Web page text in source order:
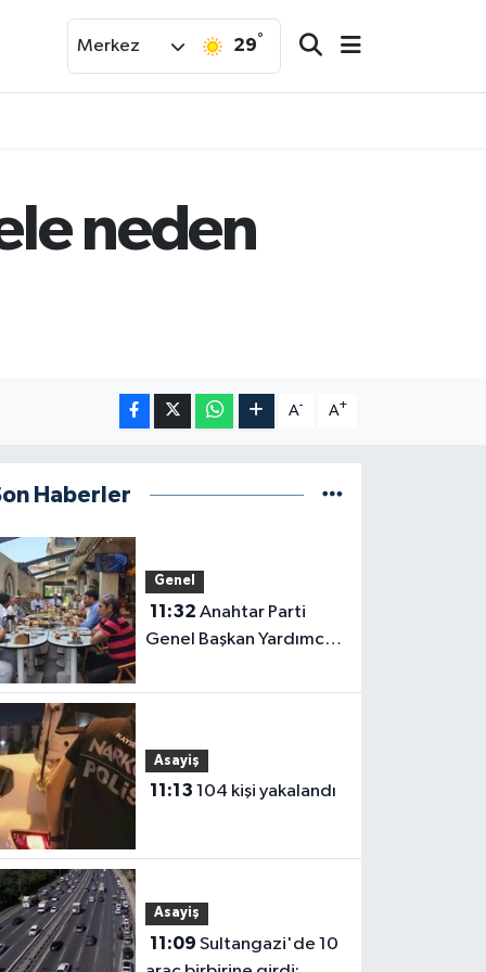
Merkez 29°
neden
A- A+
Haberler
Genel
11:32
Genel Başkan Yardımcısı
Mensuplarıyla Buluştu
Asayiş
11:13 104 kişi yakalandı
Asayiş
11:09